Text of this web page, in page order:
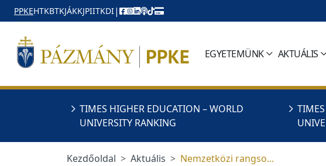
Ugrás a menüre
Ugrás a tartalomra
PPKEHTKBTKJÁKKJPIITKDI|
EGYETEMÜNK AKTUÁLIS
TIMES HIGHER EDUCATION – WORLD
UNIVERSITY RANKING
Kezdőoldal Aktuális Nemzetközi rangso...